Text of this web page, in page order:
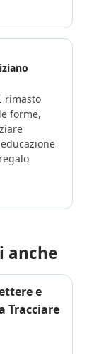
rimasto
forme,
anche
e
Tracciare